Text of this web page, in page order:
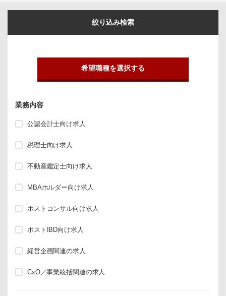
絞り込み検索
希望職種を選択する
業務内容
公認会計士向け求人
税理士向け求人
不動産鑑定士向け求人
MBAホルダー向け求人
ポストコンサル向け求人
ポストIBD向け求人
経営企画関連の求人
CxO／事業統括関連の求人